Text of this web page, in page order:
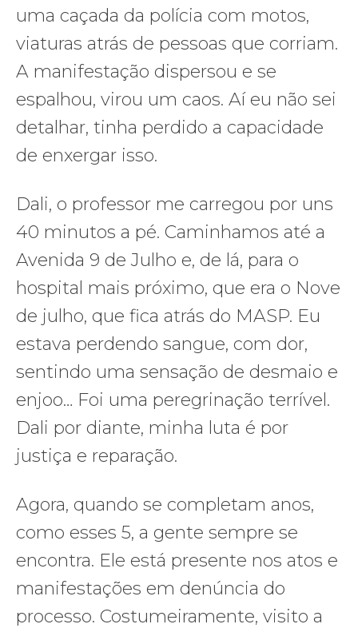
uma caçada da polícia com motos,
viaturas atrás de pessoas que corriam.
A manifestação dispersou e se
espalhou, virou um caos. Aí eu não sei
detalhar, tinha perdido a capacidade
de enxergar isso.
Dali, o professor me carregou por uns
40 minutos a pé. Caminhamos até a
Avenida 9 de Julho e, de lá, para o
hospital mais próximo, que era o Nove
de julho, que fica atrás do MASP. Eu
estava perdendo sangue, com dor,
sentindo uma sensação de desmaio e
enjoo… Foi uma peregrinação terrível.
Dali por diante, minha luta é por
justiça e reparação.
Agora, quando se completam anos,
como esses 5, a gente sempre se
encontra. Ele está presente nos atos e
manifestações em denúncia do
processo. Costumeiramente, visito a